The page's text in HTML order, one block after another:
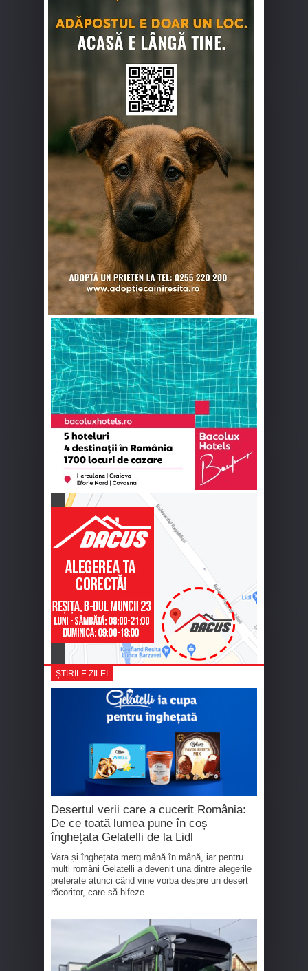
ȘTIRILE ZILEI
Desertul verii care a cucerit România:
De ce toată lumea pune în coș
înghețata Gelatelli de la Lidl
Vara și înghețata merg mână în mână, iar pentru
mulți români Gelatelli a devenit una dintre alegerile
preferate atunci când vine vorba despre un desert
răcoritor, care să bifeze...